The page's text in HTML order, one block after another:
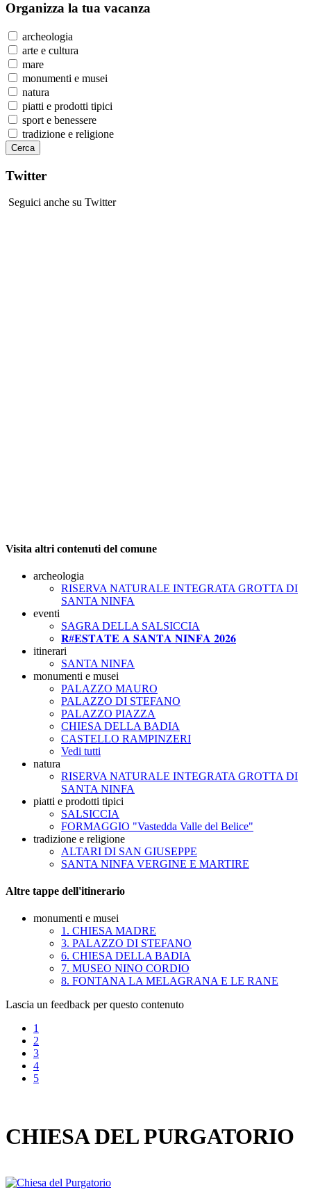
Organizza la tua vacanza
archeologia
arte e cultura
mare
monumenti e musei
natura
piatti e prodotti tipici
sport e benessere
tradizione e religione
Twitter
Seguici anche su Twitter
Visita altri contenuti del comune
archeologia
RISERVA NATURALE INTEGRATA GROTTA DI
SANTA NINFA
eventi
SAGRA DELLA SALSICCIA
𝐑#𝐄𝐒𝐓𝐀𝐓𝐄 𝐀 𝐒𝐀𝐍𝐓𝐀 𝐍𝐈𝐍𝐅𝐀 𝟐𝟎𝟐𝟔
itinerari
SANTA NINFA
monumenti e musei
PALAZZO MAURO
PALAZZO DI STEFANO
PALAZZO PIAZZA
CHIESA DELLA BADIA
CASTELLO RAMPINZERI
Vedi tutti
natura
RISERVA NATURALE INTEGRATA GROTTA DI
SANTA NINFA
piatti e prodotti tipici
SALSICCIA
FORMAGGIO "Vastedda Valle del Belice"
tradizione e religione
ALTARI DI SAN GIUSEPPE
SANTA NINFA VERGINE E MARTIRE
Altre tappe dell'itinerario
monumenti e musei
1. CHIESA MADRE
3. PALAZZO DI STEFANO
6. CHIESA DELLA BADIA
7. MUSEO NINO CORDIO
8. FONTANA LA MELAGRANA E LE RANE
Lascia un feedback per questo contenuto
1
2
3
4
5
CHIESA DEL PURGATORIO